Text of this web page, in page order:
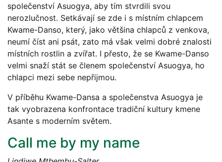
společenství Asuogya, aby tím stvrdili svou
nerozlučnost. Setkávají se zde i s místním chlapcem
Kwame-Danso, který, jako většina chlapců z venkova,
neumí číst ani psát, zato má však velmi dobré znalosti
místních rostlin a zvířat. I přesto, že se Kwame-Danso
velmi snaží stát se členem společenství Asuogya, ho
chlapci mezi sebe nepřijmou.
V příběhu Kwame-Dansa a společenstva Asuogya je
tak vyobrazena konfrontace tradiční kultury kmene
Asante s moderním světem.
Call me by my name